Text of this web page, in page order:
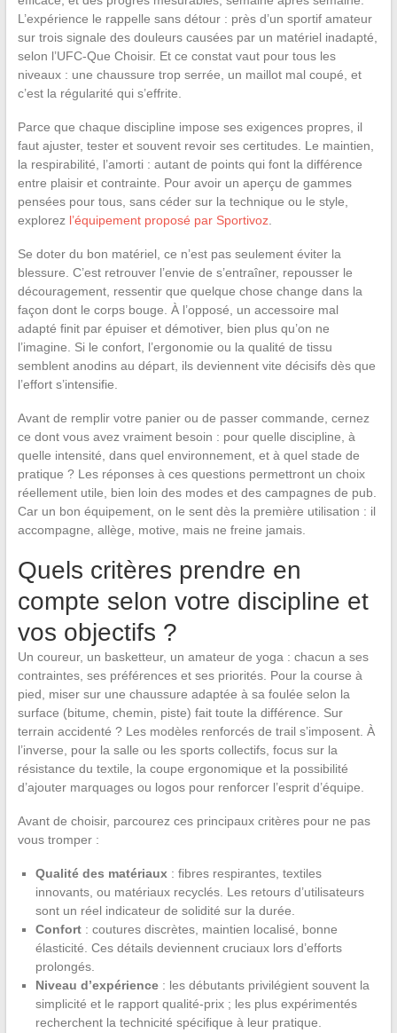
L’expérience le rappelle sans détour : près d’un sportif amateur
sur trois signale des douleurs causées par un matériel inadapté,
selon l’UFC-Que Choisir. Et ce constat vaut pour tous les
niveaux : une chaussure trop serrée, un maillot mal coupé, et
c’est la régularité qui s’effrite.
Parce que chaque discipline impose ses exigences propres, il
faut ajuster, tester et souvent revoir ses certitudes. Le maintien,
la respirabilité, l’amorti : autant de points qui font la différence
entre plaisir et contrainte. Pour avoir un aperçu de gammes
pensées pour tous, sans céder sur la technique ou le style,
explorez l’équipement proposé par Sportivoz.
Se doter du bon matériel, ce n’est pas seulement éviter la
blessure. C’est retrouver l’envie de s’entraîner, repousser le
découragement, ressentir que quelque chose change dans la
façon dont le corps bouge. À l’opposé, un accessoire mal
adapté finit par épuiser et démotiver, bien plus qu’on ne
l’imagine. Si le confort, l’ergonomie ou la qualité de tissu
semblent anodins au départ, ils deviennent vite décisifs dès que
l’effort s’intensifie.
Avant de remplir votre panier ou de passer commande, cernez
ce dont vous avez vraiment besoin : pour quelle discipline, à
quelle intensité, dans quel environnement, et à quel stade de
pratique ? Les réponses à ces questions permettront un choix
réellement utile, bien loin des modes et des campagnes de pub.
Car un bon équipement, on le sent dès la première utilisation : il
accompagne, allège, motive, mais ne freine jamais.
Quels critères prendre en
compte selon votre discipline et
vos objectifs ?
Un coureur, un basketteur, un amateur de yoga : chacun a ses
contraintes, ses préférences et ses priorités. Pour la course à
pied, miser sur une chaussure adaptée à sa foulée selon la
surface (bitume, chemin, piste) fait toute la différence. Sur
terrain accidenté ? Les modèles renforcés de trail s’imposent. À
l’inverse, pour la salle ou les sports collectifs, focus sur la
résistance du textile, la coupe ergonomique et la possibilité
d’ajouter marquages ou logos pour renforcer l’esprit d’équipe.
Avant de choisir, parcourez ces principaux critères pour ne pas
vous tromper :
Qualité des matériaux: fibres respirantes, textiles
innovants, ou matériaux recyclés. Les retours d’utilisateurs
sont un réel indicateur de solidité sur la durée.
Confort: coutures discrètes, maintien localisé, bonne
élasticité. Ces détails deviennent cruciaux lors d’efforts
prolongés.
Niveau d’expérience: les débutants privilégient souvent la
simplicité et le rapport qualité-prix ; les plus expérimentés
recherchent la technicité spécifique à leur pratique.